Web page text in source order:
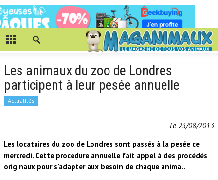
Les animaux du zoo de Londres
participent à leur pesée annuelle
Actualités
Le 23/08/2013
Les locataires du zoo de Londres sont passés à la pesée ce
mercredi. Cette procédure annuelle fait appel à des procédés
originaux pour s’adapter aux besoin de chaque animal.